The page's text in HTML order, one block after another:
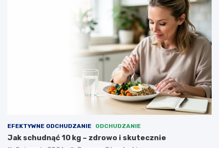
EFEKTYWNE ODCHUDZANIE ODCHUDZANIE
Jak schudnąć 10 kg – zdrowo i skutecznie